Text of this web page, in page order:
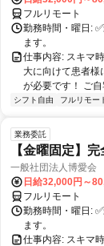
フルリモート
勤務時間・曜日:
ます。
仕事内容: スキマ
大に向けて患者様
が必要です！ ご
シフト自由 フルリモー
業務委託
【金曜固定】
一般社団法人博愛会
日給32,000円～
フルリモート
勤務時間・曜日:
ます。
仕事内容: スキマ